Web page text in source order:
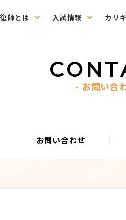
師とは 入試情報 カリ
お問い合
お問い合わせ